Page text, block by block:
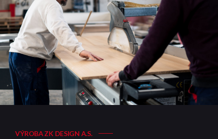
VÝROBA ZK DESIGN A.S.